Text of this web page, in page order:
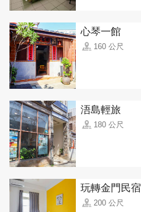
心琴一館
160 公尺
浯島輕旅
180 公尺
玩轉金門民宿
200 公尺